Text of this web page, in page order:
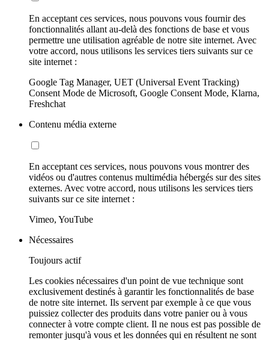
En acceptant ces services, nous pouvons vous fournir des
fonctionnalités allant au-delà des fonctions de base et vous
permettre une utilisation agréable de notre site internet. Avec
votre accord, nous utilisons les services tiers suivants sur ce
site internet :
Google Tag Manager, UET (Universal Event Tracking)
Consent Mode de Microsoft, Google Consent Mode, Klarna,
Freshchat
Contenu média externe
En acceptant ces services, nous pouvons vous montrer des
vidéos ou d'autres contenus multimédia hébergés sur des sites
externes. Avec votre accord, nous utilisons les services tiers
suivants sur ce site internet :
Vimeo, YouTube
Nécessaires
Toujours actif
Les cookies nécessaires d'un point de vue technique sont
exclusivement destinés à garantir les fonctionnalités de base
de notre site internet. Ils servent par exemple à ce que vous
puissiez collecter des produits dans votre panier ou à vous
connecter à votre compte client. Il ne nous est pas possible de
remonter jusqu'à vous et les données qui en résultent ne sont